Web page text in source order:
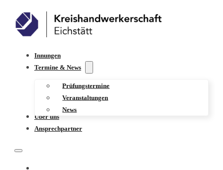
Innungen
Termine & News
Prüfungstermine
Veranstaltungen
News
Über uns
Ansprechpartner